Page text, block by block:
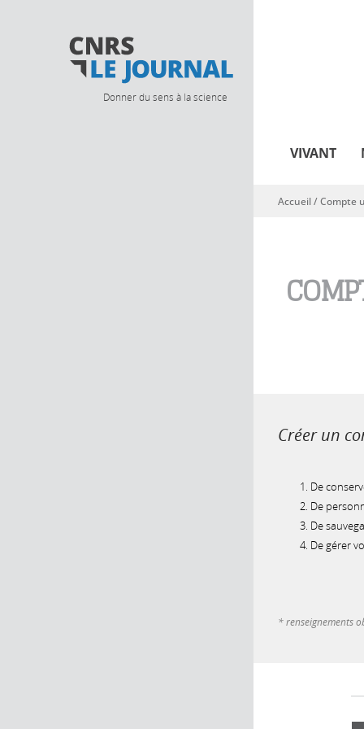
Donner du sens à la science
VIVANT
Vous êtes ici
Accueil/Compte
Créer un
De
De
De
De gérer
* renseignements